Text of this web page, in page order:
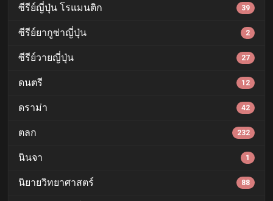
ซีรีย์ญี่ปุ่น โรแมนติก 39
ซีรีย์ยากูซ่าญี่ปุ่น 2
ซีรีย์วายญี่ปุ่น 27
ดนตรี 12
ดราม่า 42
ตลก 232
นินจา 1
นิยายวิทยาศาสตร์ 88